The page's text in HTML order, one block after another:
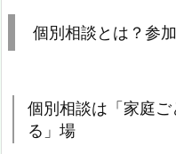
個別相談とは？参
個別相談は「家庭ご
る」場